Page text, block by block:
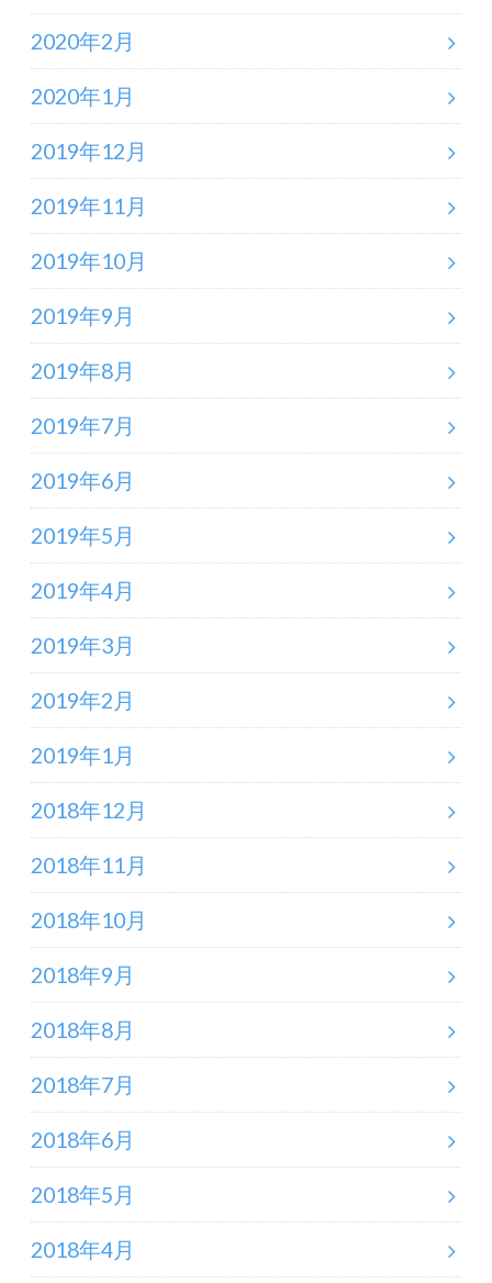
2020年2月
2020年1月
2019年12月
2019年11月
2019年10月
2019年9月
2019年8月
2019年7月
2019年6月
2019年5月
2019年4月
2019年3月
2019年2月
2019年1月
2018年12月
2018年11月
2018年10月
2018年9月
2018年8月
2018年7月
2018年6月
2018年5月
2018年4月